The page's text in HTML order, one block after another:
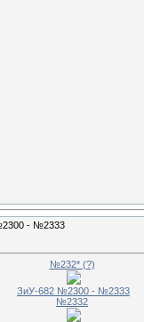
- №2333
№232* (?)
ЗиУ-682 №2300 - №2333
№2332